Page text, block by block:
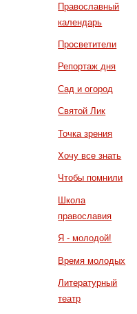
Православный
календарь
Просветители
Репортаж дня
Сад и огород
Святой Лик
Точка зрения
Хочу все знать
Чтобы помнили
Школа
православия
Я - молодой!
Время молодых
Литературный
театр